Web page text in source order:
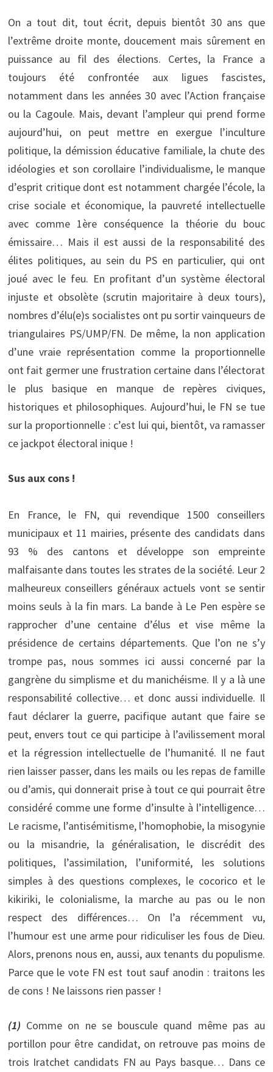
On a tout dit, tout écrit, depuis bientôt 30 ans que
l’extrême droite monte, doucement mais sûrement en
puissance au fil des élections. Certes, la France a
toujours été confrontée aux ligues fascistes,
notamment dans les années 30 avec l’Action française
ou la Cagoule. Mais, devant l’ampleur qui prend forme
aujourd’hui, on peut mettre en exergue l’inculture
politique, la démission éducative familiale, la chute des
idéologies et son corollaire l’individualisme, le manque
d’esprit critique dont est notamment chargée l’école, la
crise sociale et économique, la pauvreté intellectuelle
avec comme 1ère conséquence la théorie du bouc
émissaire… Mais il est aussi de la responsabilité des
élites politiques, au sein du PS en particulier, qui ont
joué avec le feu. En profitant d’un système électoral
injuste et obsolète (scrutin majoritaire à deux tours),
nombres d’élu(e)s socialistes ont pu sortir vainqueurs de
triangulaires PS/UMP/FN. De même, la non application
d’une vraie représentation comme la proportionnelle
ont fait germer une frustration certaine dans l’électorat
le plus basique en manque de repères civiques,
historiques et philosophiques. Aujourd’hui, le FN se tue
sur la proportionnelle : c’est lui qui, bientôt, va ramasser
ce jackpot électoral inique !
Sus aux cons !
En France, le FN, qui revendique 1500 conseillers
municipaux et 11 mairies, présente des candidats dans
93 % des cantons et développe son empreinte
malfaisante dans toutes les strates de la société. Leur 2
malheureux conseillers généraux actuels vont se sentir
moins seuls à la fin mars. La bande à Le Pen espère se
rapprocher d’une centaine d’élus et vise même la
présidence de certains départements. Que l’on ne s’y
trompe pas, nous sommes ici aussi concerné par la
gangrène du simplisme et du manichéisme. Il y a là une
responsabilité collective… et donc aussi individuelle. Il
faut déclarer la guerre, pacifique autant que faire se
peut, envers tout ce qui participe à l’avilissement moral
et la régression intellectuelle de l’humanité. Il ne faut
rien laisser passer, dans les mails ou les repas de famille
ou d’amis, qui donnerait prise à tout ce qui pourrait être
considéré comme une forme d’insulte à l’intelligence…
Le racisme, l’antisémitisme, l’homophobie, la misogynie
ou la misandrie, la généralisation, le discrédit des
politiques, l’assimilation, l’uniformité, les solutions
simples à des questions complexes, le cocorico et le
kikiriki, le colonialisme, la marche au pas ou le non
respect des différences… On l’a récemment vu,
l’humour est une arme pour ridiculiser les fous de Dieu.
Alors, prenons nous en, aussi, aux tenants du populisme.
Parce que le vote FN est tout sauf anodin : traitons les
de cons ! Ne laissons rien passer !
(1) Comme on ne se bouscule quand même pas au
portillon pour être candidat, on retrouve pas moins de
trois Iratchet candidats FN au Pays basque… Dans ce